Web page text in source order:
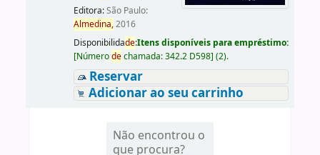
Editora:São Paulo:
Almedina,2016
Disponibilidade:Itens disponíveis para empréstimo:
[Númerodechamada:342.2 D598] (2).
Reservar
Adicionar ao seu carrinho
Não encontrou o
que procura?